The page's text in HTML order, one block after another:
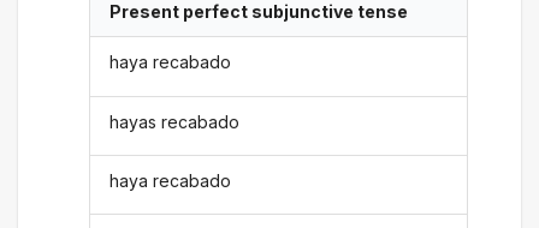
Present perfect subjunctive tense
haya recabado
hayas recabado
haya recabado